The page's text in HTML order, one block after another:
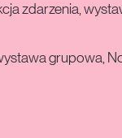
zdarzenia,
grupowa,